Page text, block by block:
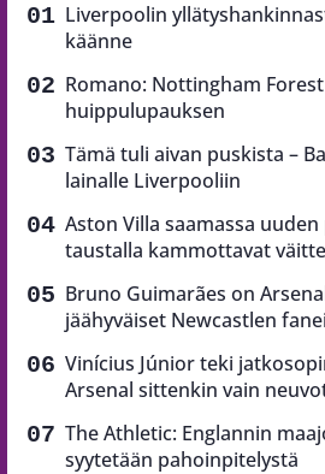
Liverpoolin
käänne
Romano: Nottingham
huippulupauksen
Tämä tuli aivan puskista –
lainalle Liverpooliin
Aston Villa saamassa
taustalla kammottavat
Bruno Guimarães on
jäähyväiset Newcastlen
Vinícius Júnior teki
Arsenal sittenkin vain
The Athletic: Englannin
syytetään pahoinpitelystä